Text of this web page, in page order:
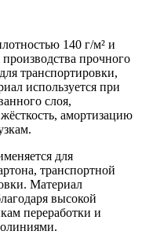
140 г/м² и
прочного
транспортировки,
используется при
слоя,
амортизацию
для
транспортной
Материал
высокой
переработки и